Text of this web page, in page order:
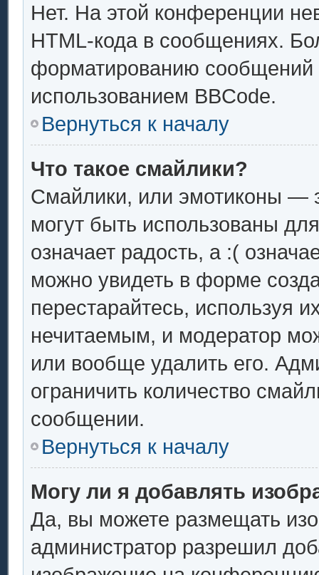
Нет. На этой конференции
HTML-кода в сообщениях.
форматированию сообщений
использованием BBCode.
Вернуться к началу
Что такое смайлики?
Смайлики, или эмотиконы —
могут быть использованы
означает радость, а :(
можно увидеть в форме
перестарайтесь, используя
нечитаемым, и модератор
или вообще удалить его.
ограничить количество
сообщении.
Вернуться к началу
Могу ли я добавлять
Да, вы можете размещать
администратор разрешил